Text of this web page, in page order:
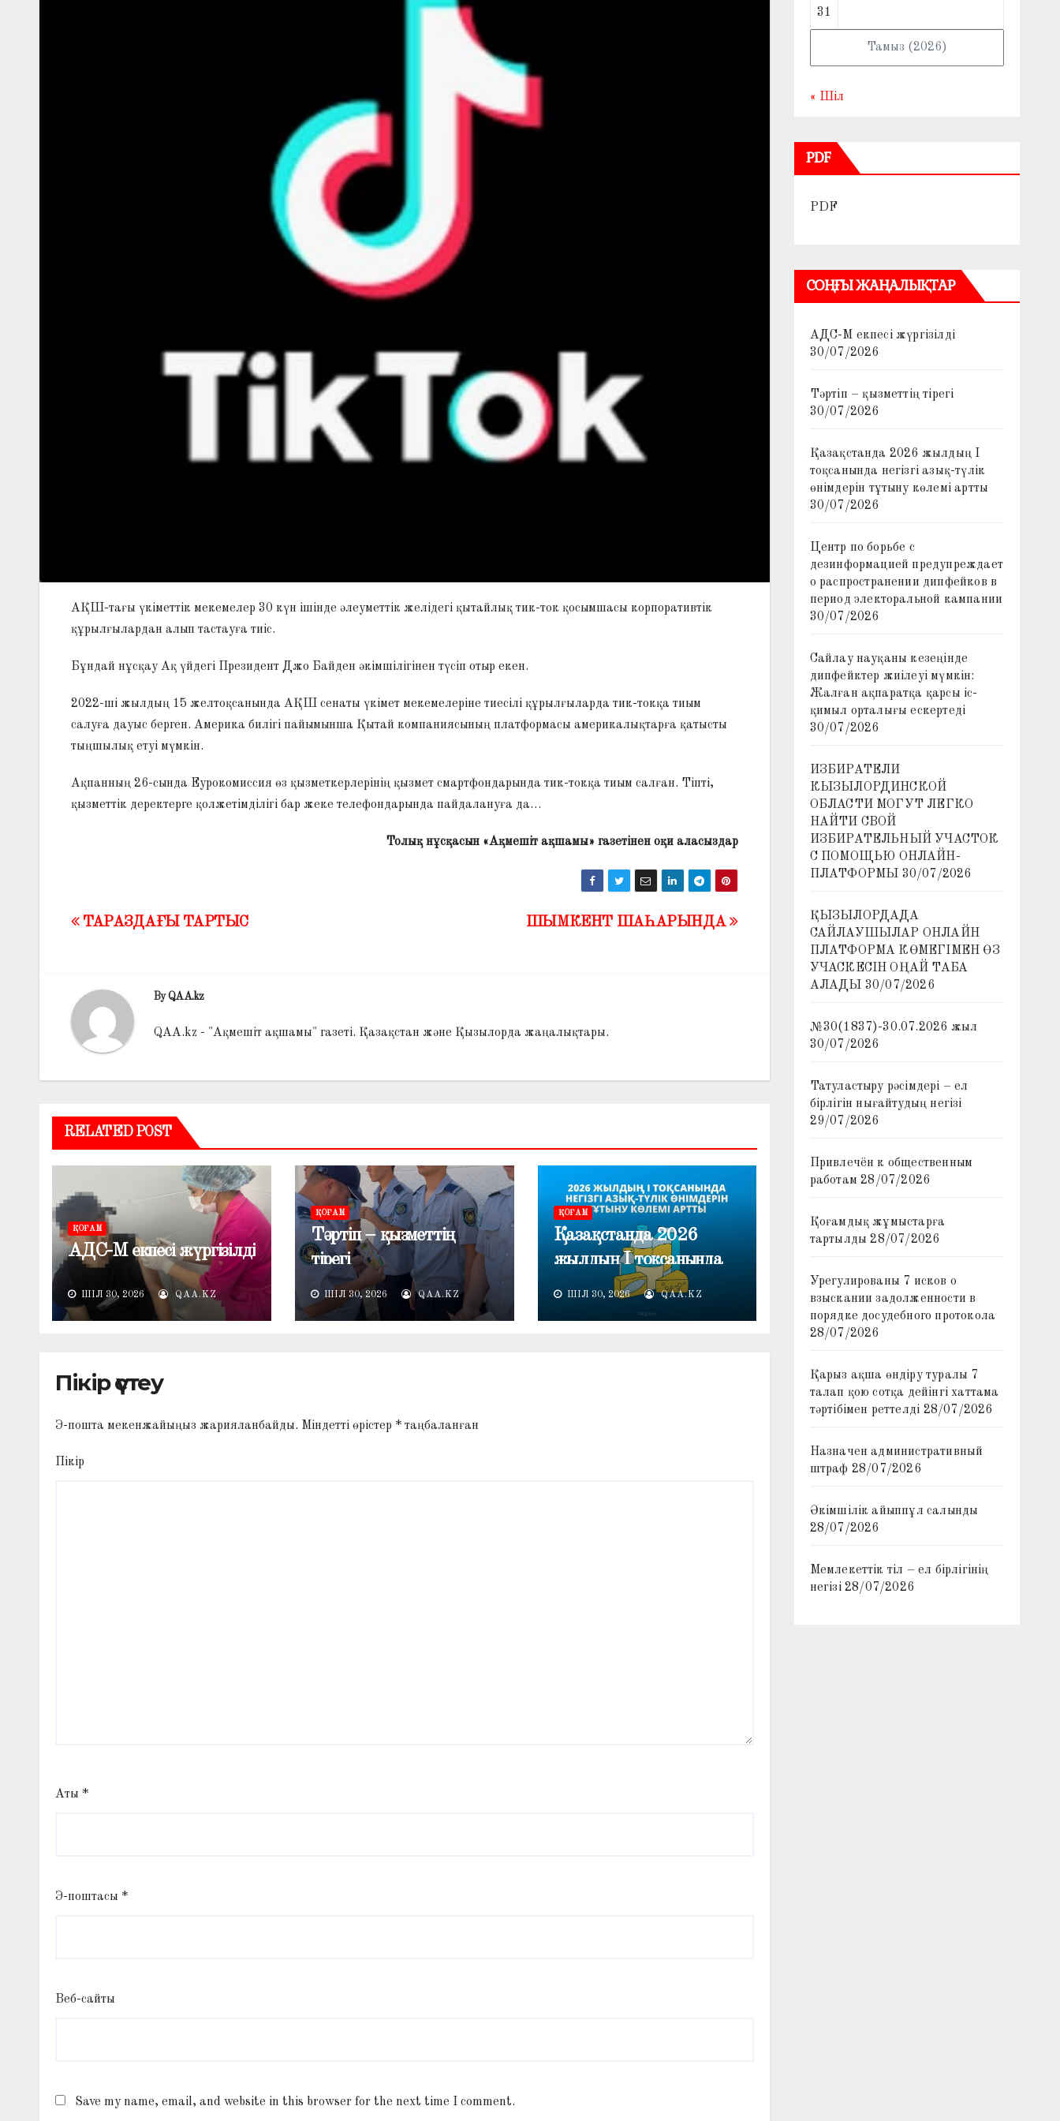
АҚШ-тағы үкіметтік мекемелер 30 күн ішінде әлеуметтік желідегі қытайлық тик-ток қосымшасы корпоративтік
құрылғылардан алып тастауға тиіс.
Бұндай нұсқау Ақ үйдегі Президент Джо Байден әкімшілігінен түсіп отыр екен.
2022-ші жылдың 15 желтоқсанында АҚШ сенаты үкімет мекемелеріне тиесілі құрылғыларда тик-токқа тиым
салуға дауыс берген. Америка билігі пайымынша Қытай компаниясының платформасы америкалықтарға қатысты
тыңшылық етуі мүмкін.
Ақпанның 26-сында Еурокомиссия өз қызметкерлерінің қызмет смартфондарында тик-токқа тиым салған. Тіпті,
қызметтік деректерге қолжетімділігі бар жеке телефондарында пайдалануға да…
Толық нұсқасын «Ақмешіт ақшамы» газетінен оқи аласыздар
Жазба
ШЫМКЕНТ ШАҺАРЫНДА
ТАРАЗДАҒЫ ТАРТЫС
ByQAA.kz
QAA.kz - "Ақмешіт ақшамы" газеті. Қазақстан және Қызылорда жаңалықтары.
RELATED POST
ҚОҒАМ
АДС-М екпесі жүргізілді
ШІЛ 30, 2026 QAA.KZ
ҚОҒАМ
Тәртіп – қызметтің
тірегі
ШІЛ 30, 2026 QAA.KZ
ҚОҒАМ
Қазақстанда 2026
жылдың I тоқсанында
негізгі азық-түлік
өнімдерін тұтыну көлемі
ШІЛ 30, 2026 QAA.KZ
Пікір үстеу
Э-пошта мекенжайыңыз жарияланбайды. Міндетті өрістер * таңбаланған
Пікір
Аты *
Э-поштасы *
Веб-сайты
Save my name, email, and website in this browser for the next time I comment.
Тамыз (2026)
31
« Шіл
PDF
PDF
СОҢҒЫ ЖАҢАЛЫҚТАР
АДС-М екпесі жүргізілді
30/07/2026
Тәртіп – қызметтің тірегі
30/07/2026
Қазақстанда 2026 жылдың I
тоқсанында негізгі азық-түлік
өнімдерін тұтыну көлемі артты
30/07/2026
Центр по борьбе с
дезинформацией предупреждает
о распространении дипфейков в
период электоральной кампании
30/07/2026
Сайлау науқаны кезеңінде
дипфейктер жиілеуі мүмкін:
Жалған ақпаратқа қарсы іс-
қимыл орталығы ескертеді
30/07/2026
ИЗБИРАТЕЛИ
КЫЗЫЛОРДИНСКОЙ
ОБЛАСТИ МОГУТ ЛЕГКО
НАЙТИ СВОЙ
ИЗБИРАТЕЛЬНЫЙ УЧАСТОК
С ПОМОЩЬЮ ОНЛАЙН-
ПЛАТФОРМЫ 30/07/2026
ҚЫЗЫЛОРДАДА
САЙЛАУШЫЛАР ОНЛАЙН
ПЛАТФОРМА КӨМЕГІМЕН ӨЗ
УЧАСКЕСІН ОҢАЙ ТАБА
АЛАДЫ 30/07/2026
№30(1837)-30.07.2026 жыл
30/07/2026
Татуластыру рәсімдері – ел
бірлігін нығайтудың негізі
29/07/2026
Привлечён к общественным
работам 28/07/2026
Қоғамдық жұмыстарға
тартылды 28/07/2026
Урегулированы 7 исков о
взыскании задолженности в
порядке досудебного протокола
28/07/2026
Қарыз ақша өндіру туралы 7
талап қою сотқа дейінгі хаттама
тәртібімен реттелді 28/07/2026
Назначен административный
штраф 28/07/2026
Әкімшілік айыппұл салынды
28/07/2026
Мемлекеттік тіл – ел бірлігінің
негізі 28/07/2026